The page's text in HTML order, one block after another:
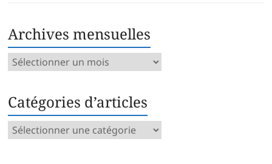
Archives mensuelles
Archives
Catégories d’articles
Catégories